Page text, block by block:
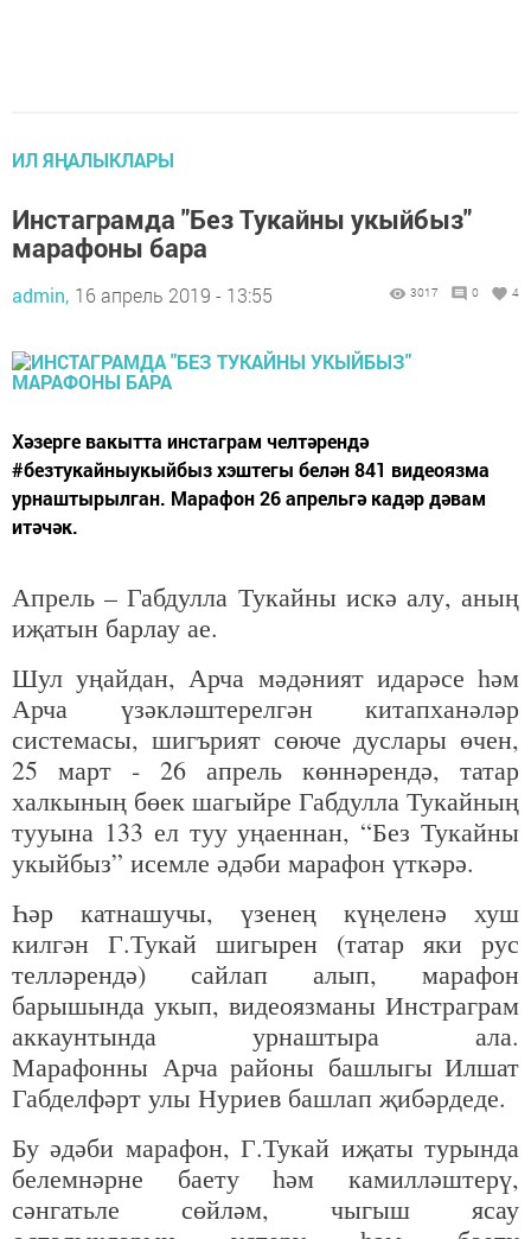
ИЛ ЯҢАЛЫКЛАРЫ
Инстаграмда "Без Тукайны укыйбыз"
марафоны бара
admin, 16 апрель 2019 - 13:55 3017 0 4
Хәзерге вакытта инстаграм челтәрендә
#безтукайныукыйбыз хэштегы белән 841 видеоязма
урнаштырылган. Марафон 26 апрельгә кадәр дәвам
итәчәк.
Апрель – Габдулла Тукайны искә алу, аның
иҗатын барлау ае.
Шул уңайдан, Арча мәдәният идарәсе һәм
Арча үзәкләштерелгән китапханәләр
системасы, шигърият сөюче дуслары өчен,
25 март - 26 апрель көннәрендә, татар
халкының бөек шагыйре Габдулла Тукайның
тууына 133 ел туу уңаеннан, “Без Тукайны
укыйбыз” исемле әдәби марафон үткәрә.
Һәр катнашучы, үзенең күңеленә хуш
килгән Г.Тукай шигырен (татар яки рус
телләрендә) сайлап алып, марафон
барышында укып, видеоязманы Инстраграм
аккаунтында урнаштыра ала.
Марафонны Арча районы башлыгы Илшат
Габделфәрт улы Нуриев башлап җибәрдеде.
Бу әдәби марафон, Г.Тукай иҗаты турында
белемнәрне баету һәм камилләштерү,
сәнгатьле сөйләм, чыгыш ясау